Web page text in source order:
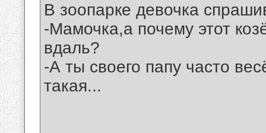
В зоопарке девочка
-Мамочка,а почему этот
вдаль?
-А ты своего папу часто
такая...